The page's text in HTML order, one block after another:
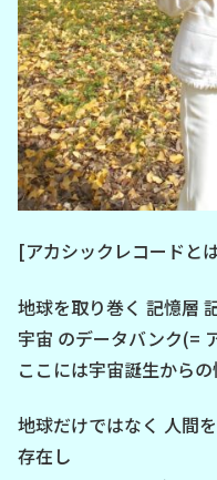
[アカシックレコードと
地球を取り巻く 記憶層
宇宙 のデータバンク(=
ここには宇宙誕生から
地球だけではなく 人間
存在し